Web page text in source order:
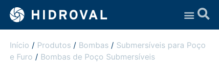
Início / Produtos / Bombas / Submersíveis para Poço
e Furo / Bombas de Poço Submersíveis